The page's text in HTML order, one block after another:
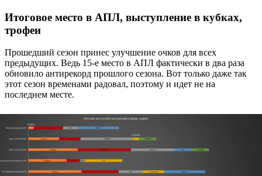
Итоговое место в АПЛ, выступление в кубках,
трофеи
Прошедший сезон принес улучшение очков для всех
предыдущих. Ведь 15-е место в АПЛ фактически в два раза
обновило антирекорд прошлого сезона. Вот только даже так
этот сезон временами радовал, поэтому и идет не на
последнем месте.